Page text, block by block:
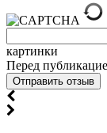
картинки
Перед